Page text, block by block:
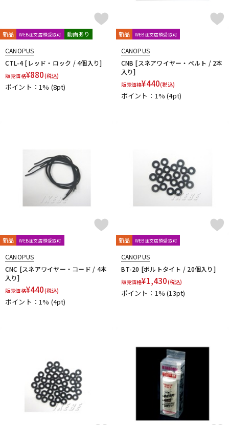
新品 WEB注文店頭受取可 動画あり
CANOPUS
CTL-4 [レッド・ロック / 4個入り]
販売価格¥880(税込)
ポイント：1% (8pt)
新品 WEB注文店頭受取可
CANOPUS
CNB [スネアワイヤー・ベルト / 2本
入り]
販売価格¥440(税込)
ポイント：1%(4pt)
新品 WEB注文店頭受取可
CANOPUS
CNC [スネアワイヤー・コード / 4本
入り]
販売価格¥440(税込)
ポイント：1% (4pt)
新品 WEB注文店頭受取可
CANOPUS
BT-20 [ボルトタイト / 20個入り]
販売価格¥1,430(税込)
ポイント：1%(13pt)